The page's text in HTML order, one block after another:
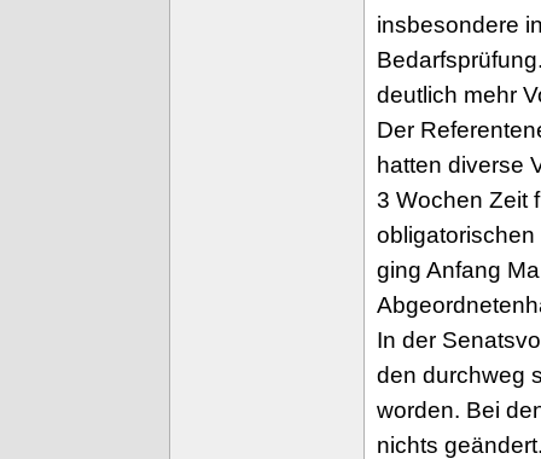
insbesondere
deutlich mehr
Der
hatten diverse
3 Wochen Zeit
ging Anfang
In der
den durchweg
worden. Bei
nichts